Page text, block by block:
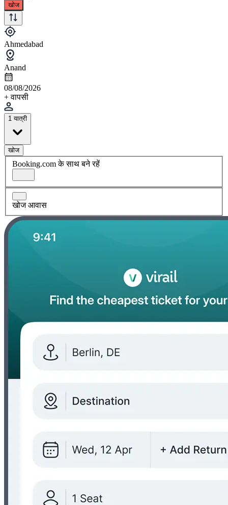
खोज
Ahmedabad
Anand
08/08/2026
+ वापसी
1 यात्री
खोज
Booking.com के साथ बने रहें
खोज आवास